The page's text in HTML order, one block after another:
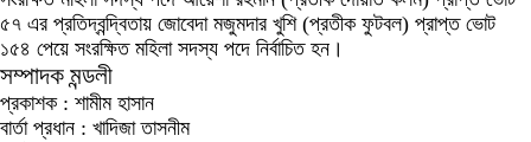
৫৭ এর প্রতিদ্বন্দ্বিতায় জোবেদা মজুমদার খুশি (প্রতীক ফুটবল) প্রাপ্ত ভোট
১৫৪ পেয়ে সংরক্ষিত মহিলা সদস্য পদে নির্বাচিত হন।
সম্পাদক মন্ডলী
প্রকাশক : শামীম হাসান
বার্তা প্রধান : খাদিজা তাসনীম